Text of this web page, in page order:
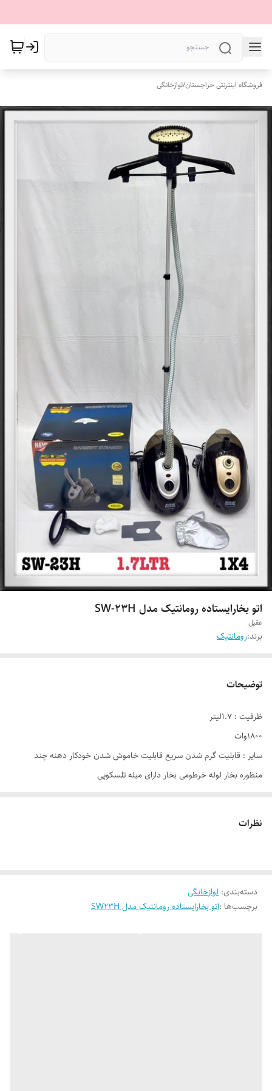
فروشگاه اینترنتی حراجستان/لوازخانگی
اتو بخارایستاده رومانتیک مدل SW-23H
عقیل
برند:رومانتیک
توضیحات
ظرفیت : 1.7لیتر
1800وات
سایر : قابلیت گرم شدن سریع قابلیت خاموش شدن خودکار دهنه چند
منظوره بخار لوله خرطومی بخار دارای میله تلسکوپی
سیم جمع کن خودکار : دارد
نظرات
دسته‌بندی: لوازخانگی
برچسب‌ها :اتو بخارایستاده رومانتیک مدل SW23H